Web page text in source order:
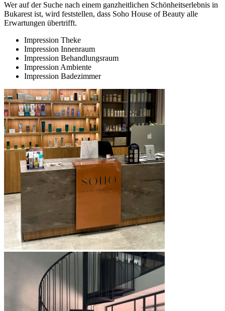
Wer auf der Suche nach einem ganzheitlichen Schönheitserlebnis in
Bukarest ist, wird feststellen, dass Soho House of Beauty alle
Erwartungen übertrifft.
Impression Theke
Impression Innenraum
Impression Behandlungsraum
Impression Ambiente
Impression Badezimmer